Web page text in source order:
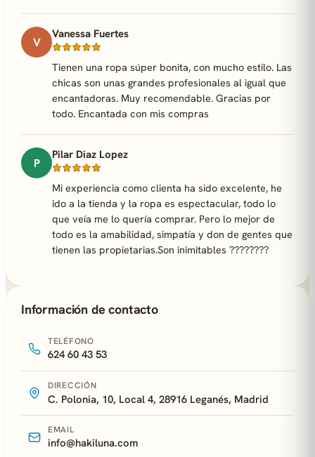
V
Vanessa Fuertes
Tienen una ropa súper bonita, con mucho estilo. Las
chicas son unas grandes profesionales al igual que
encantadoras. Muy recomendable. Gracias por
todo. Encantada con mis compras
P
Pilar Diaz Lopez
Mi experiencia como clienta ha sido excelente, he
ido a la tienda y la ropa es espectacular, todo lo
que veía me lo quería comprar. Pero lo mejor de
todo es la amabilidad, simpatía y don de gentes que
tienen las propietarias.Son inimitables ????????
Información de contacto
TELÉFONO
624 60 43 53
DIRECCIÓN
C. Polonia, 10, Local 4, 28916 Leganés, Madrid
EMAIL
info@hakiluna.com